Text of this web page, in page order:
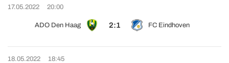
17.05.2022 20:00
ADO Den Haag 2:1 FC Eindhoven
18.05.2022 18:45